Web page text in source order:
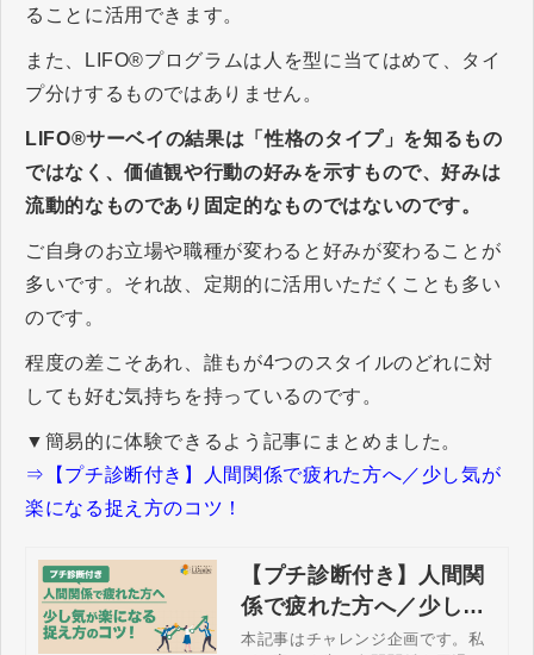
ることに活用できます。
また、LIFO®プログラムは人を型に当てはめて、タイ
プ分けするものではありません。
LIFO®サーベイの結果は「性格のタイプ」を知るもの
ではなく、価値観や行動の好みを示すもので、好みは
流動的なものであり固定的なものではないのです。
ご自身のお立場や職種が変わると好みが変わることが
多いです。それ故、定期的に活用いただくことも多い
のです。
程度の差こそあれ、誰もが4つのスタイルのどれに対
しても好む気持ちを持っているのです。​​​​​​​
▼簡易的に体験できるよう記事にまとめました。
⇒【プチ診断付き】人間関係で疲れた方へ／少し気が
楽になる捉え方のコツ！
【プチ診断付き】人間関
係で疲れた方へ／少し気
が楽になる捉え方のコ
本記事はチャレンジ企画です。私